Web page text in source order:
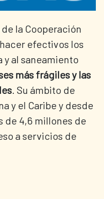
la Cooperación
efectivos los
y al saneamiento
más frágiles y las
. Su ámbito de
y el Caribe y desde
de 4,6 millones de
a servicios de